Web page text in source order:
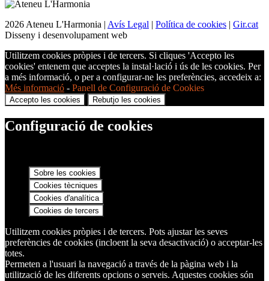
2026 Ateneu L'Harmonia | Avís Legal Política de cookies
Gir.cat
Disseny i desenvolupament web
Utilitzem cookies pròpies i de tercers. Si cliques 'Accepto les
cookies' entenem que acceptes la instal·lació i ús de les cookies. Per
a més informació, o per a configurar-ne les preferències, accedeix a:
Més informació - Panell de Configuració de Cookies
Accepto les cookies Rebutjo les cookies
Configuració de cookies
Sobre les cookies
Cookies tècniques
Cookies d'analítica
Cookies de tercers
Utilitzem cookies pròpies i de tercers. Pots ajustar les seves
preferències de cookies (incloent la seva desactivació) o acceptar-les
totes.
Permeten a l'usuari la navegació a través de la pàgina web i la
utilització de les diferents opcions o serveis. Aquestes cookies són